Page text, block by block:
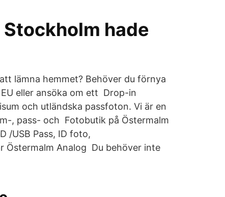
hade
lämna hemmet? Behöver du förnya
eller ansöka om ett Drop-in
och utländska passfoton. Vi är en
, pass- och Fotobutik på Östermalm
/USB Pass, ID foto,
Östermalm Analog Du behöver inte